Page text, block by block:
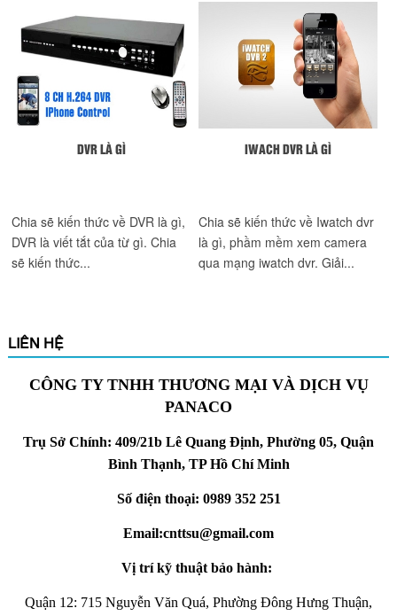
DVR LÀ GÌ
Chia sẽ kiến thức về DVR là gì,
DVR là viết tắt của từ gì. Chia
sẽ kiến thức...
IWACH DVR LÀ GÌ
Chia sẽ kiến thức về Iwatch dvr
là gì, phầm mềm xem camera
qua mạng iwatch dvr. Giải...
LIÊN HỆ
CÔNG TY TNHH THƯƠNG MẠI VÀ DỊCH VỤ
PANACO
Trụ Sở Chính: 409/21b Lê Quang Định, Phường 05, Quận
Bình Thạnh, TP Hồ Chí Minh
Số điện thoại: 0989 352 251
Email:cnttsu@gmail.com
Vị trí kỹ thuật bảo hành:
Quận 12: 715 Nguyễn Văn Quá, Phường Đông Hưng Thuận,